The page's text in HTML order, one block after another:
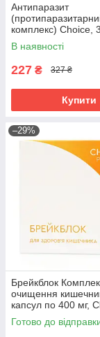
Антипаразит
комплекс) Choice,
В наявності
227 ₴ 327 ₴
Купити
–29%
Брейкблок
очищення
капсул по 400 мг,
Готово до